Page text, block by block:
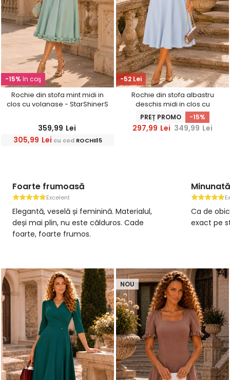
-15% în coş
Rochie din stofa mint midi in
clos cu volanase - StarShinerS
359,99 Lei
305,99 Lei cu cod ROCHII15
-52 Lei
Rochie din stofa albastru
deschis midi in clos cu
accesoriu tip curea-
StarShinerS
PREȚ PROMO -15%
297,99 Lei 349,99 Lei
e superbă,
cu drag.
O rochie absolut deosebită
Această rochie, pe care am
de dragul imprimeului absolut minunat,
are un material superb, fluid, foarte
vestimentare", aşa cum am intitulat-o!
NOU